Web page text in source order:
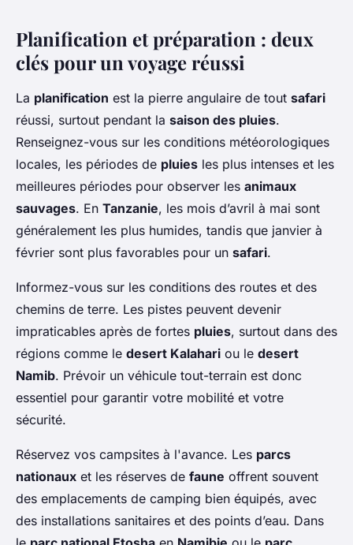
Planification et préparation : deux
clés pour un voyage réussi
La planification est la pierre angulaire de tout safari
réussi, surtout pendant la saison des pluies.
Renseignez-vous sur les conditions météorologiques
locales, les périodes de pluies les plus intenses et les
meilleures périodes pour observer les animaux
sauvages. En Tanzanie, les mois d’avril à mai sont
généralement les plus humides, tandis que janvier à
février sont plus favorables pour un safari.
Informez-vous sur les conditions des routes et des
chemins de terre. Les pistes peuvent devenir
impraticables après de fortes pluies, surtout dans des
régions comme le desert Kalahari ou le desert
Namib. Prévoir un véhicule tout-terrain est donc
essentiel pour garantir votre mobilité et votre
sécurité.
Réservez vos campsites à l'avance. Les parcs
nationaux et les réserves de faune offrent souvent
des emplacements de camping bien équipés, avec
des installations sanitaires et des points d’eau. Dans